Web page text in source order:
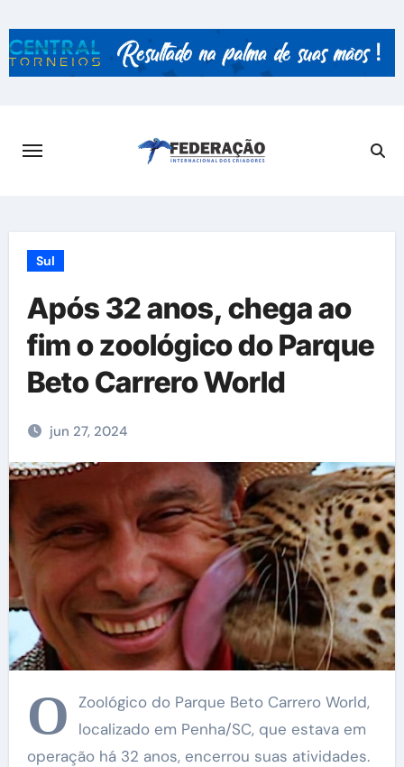
to
content
Sul
Após 32 anos, chega ao
fim o zoológico do Parque
Beto Carrero World
jun 27, 2024
O Zoológico do Parque Beto Carrero World,
localizado em Penha/SC, que estava em
operação há 32 anos, encerrou suas atividades.